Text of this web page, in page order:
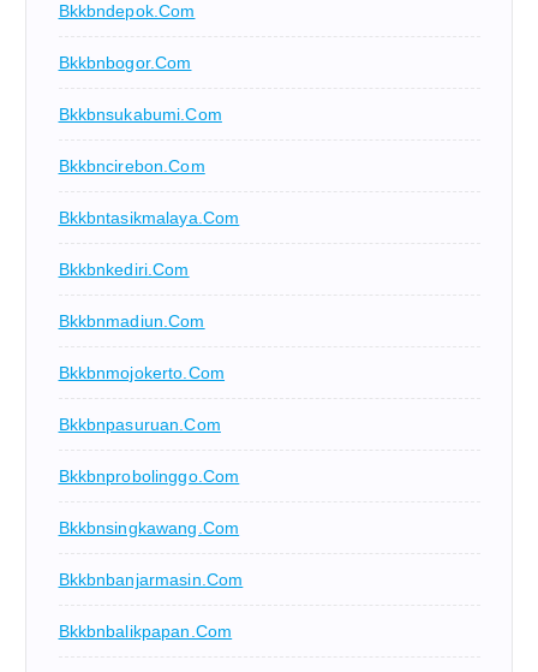
Bkkbndepok.com
Bkkbnbogor.com
Bkkbnsukabumi.com
Bkkbncirebon.com
Bkkbntasikmalaya.com
Bkkbnkediri.com
Bkkbnmadiun.com
Bkkbnmojokerto.com
Bkkbnpasuruan.com
Bkkbnprobolinggo.com
Bkkbnsingkawang.com
Bkkbnbanjarmasin.com
Bkkbnbalikpapan.com